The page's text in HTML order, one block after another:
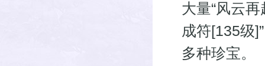
大量“风云
成符[135级
多种珍宝。